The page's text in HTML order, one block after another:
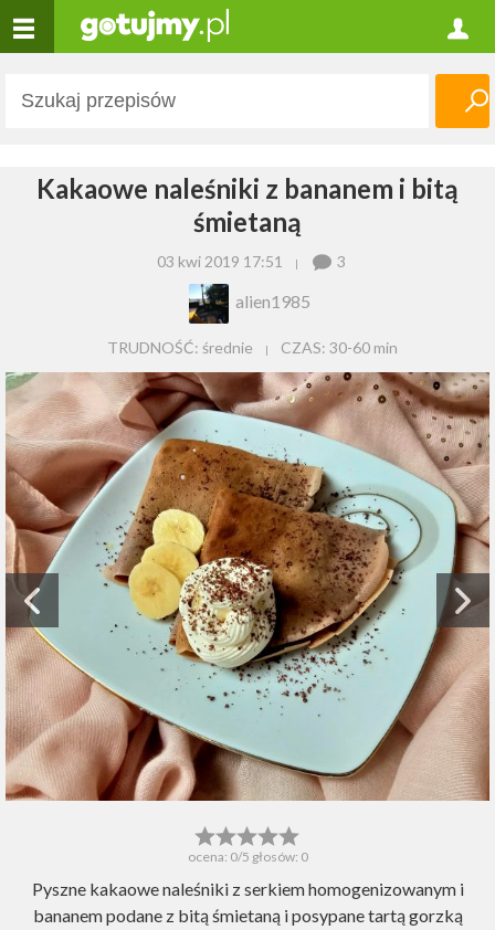
Kakaowe naleśniki z bananem i bitą
śmietaną
03 kwi 2019 17:51 3
alien1985
TRUDNOŚĆ: średnie CZAS: 30-60 min
ocena: 0/5 głosów: 0
Pyszne kakaowe naleśniki z serkiem homogenizowanym i
bananem podane z bitą śmietaną i posypane tartą gorzką